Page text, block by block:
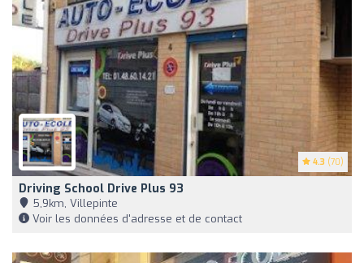
4.3 (70)
Driving School Drive Plus 93
5,9km, Villepinte
Voir les données d'adresse et de contact